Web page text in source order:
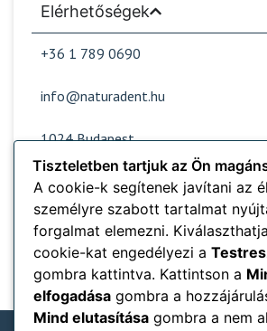
Elérhetőségek
+36 1 789 0690
info@naturadent.hu
1024 Budapest,
Lövőház utca 39.
Nyitvatartás
Népszerű oldalak
Információk
Tiszteletben tartjuk az Ön
A cookie-k segítenek javítani az
személyre szabott tartalmat
forgalmat elemezni.
cookie-kat engedélyezi a
gombra kattintva. Kattintson a
elfogadása gombra a
Mind elutasítása gombra a nem